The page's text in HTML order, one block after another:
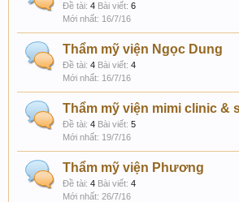
Đề tài: 4 Bài viết: 6
16/7/16
Thẩm mỹ viện Ngọc Dung
Đề tài: 4 Bài viết: 4
16/7/16
Thẩm mỹ viện mimi clinic &
Đề tài: 4 Bài viết: 5
19/7/16
Thẩm mỹ viện Phương
Đề tài: 4 Bài viết: 4
26/7/16